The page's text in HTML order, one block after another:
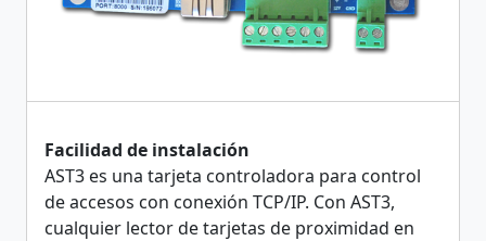
Facilidad de instalación
AST3 es una tarjeta controladora para control
de accesos con conexión TCP/IP. Con AST3,
cualquier lector de tarjetas de proximidad en